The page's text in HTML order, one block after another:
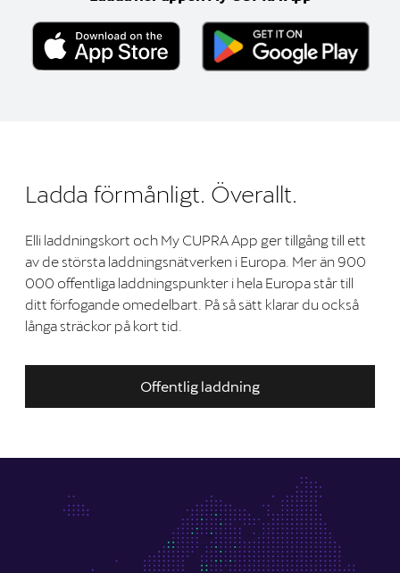
Ladda förmånligt. Överallt.
Elli laddningskort och My CUPRA App ger tillgång till ett
av de största laddningsnätverken i Europa. Mer än 900
000 offentliga laddningspunkter i hela Europa står till
ditt förfogande omedelbart. På så sätt klarar du också
långa sträckor på kort tid.
Offentlig laddning